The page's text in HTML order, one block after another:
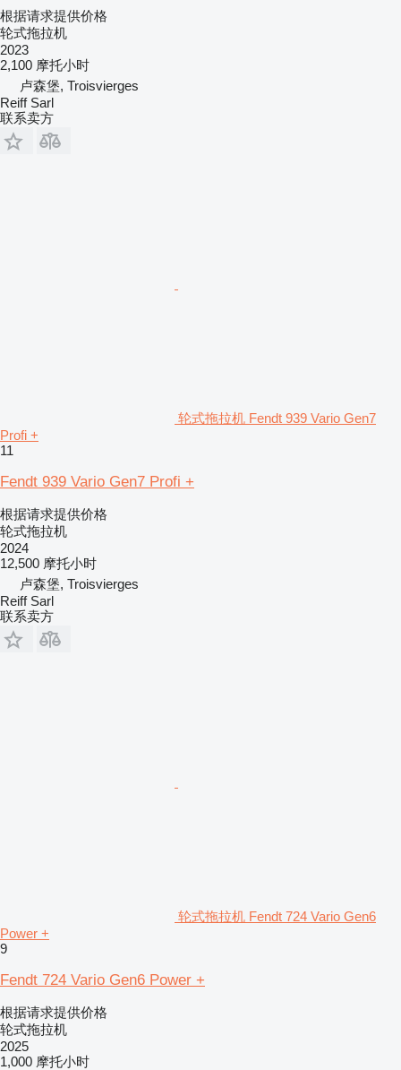
根据请求提供价格
轮式拖拉机
2023
2,100 摩托小时
卢森堡, Troisvierges
Reiff Sarl
联系卖方
轮式拖拉机 Fendt 939 Vario Gen7
Profi +
11
Fendt 939 Vario Gen7 Profi +
根据请求提供价格
轮式拖拉机
2024
12,500 摩托小时
卢森堡, Troisvierges
Reiff Sarl
联系卖方
轮式拖拉机 Fendt 724 Vario Gen6
Power +
9
Fendt 724 Vario Gen6 Power +
根据请求提供价格
轮式拖拉机
2025
1,000 摩托小时